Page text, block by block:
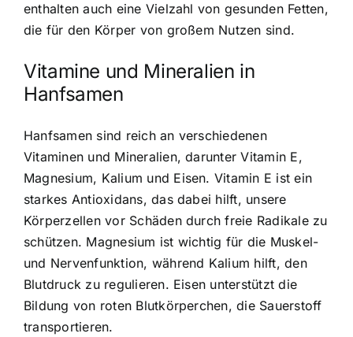
enthalten auch eine Vielzahl von gesunden Fetten,
die für den Körper von großem Nutzen sind.
Vitamine und Mineralien in
Hanfsamen
Hanfsamen sind reich an verschiedenen
Vitaminen und Mineralien, darunter Vitamin E,
Magnesium, Kalium und Eisen. Vitamin E ist ein
starkes Antioxidans, das dabei hilft, unsere
Körperzellen vor Schäden durch freie Radikale zu
schützen. Magnesium ist wichtig für die Muskel-
und Nervenfunktion, während Kalium hilft, den
Blutdruck zu regulieren. Eisen unterstützt die
Bildung von roten Blutkörperchen, die Sauerstoff
transportieren.